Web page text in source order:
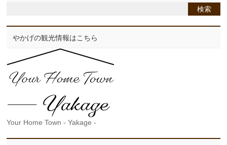
やかげの観光情報はこちら
Your Home Town - Yakage -